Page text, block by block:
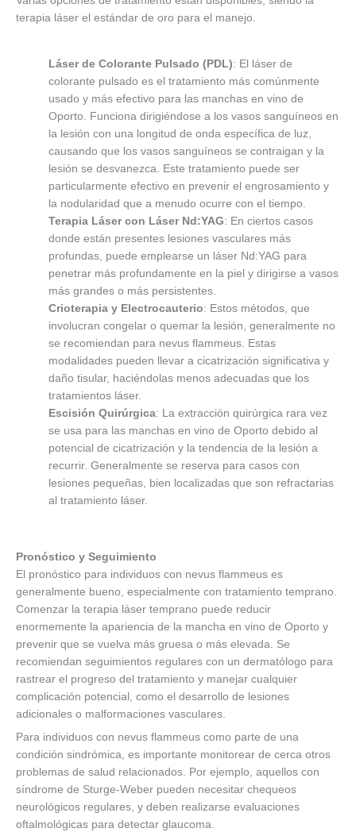
terapia láser el estándar de oro para el manejo.
Láser de Colorante Pulsado (PDL): El láser de
colorante pulsado es el tratamiento más comúnmente
usado y más efectivo para las manchas en vino de
Oporto. Funciona dirigiéndose a los vasos sanguíneos en
la lesión con una longitud de onda específica de luz,
causando que los vasos sanguíneos se contraigan y la
lesión se desvanezca. Este tratamiento puede ser
particularmente efectivo en prevenir el engrosamiento y
la nodularidad que a menudo ocurre con el tiempo.
Terapia Láser con Láser Nd:YAG: En ciertos casos
donde están presentes lesiones vasculares más
profundas, puede emplearse un láser Nd:YAG para
penetrar más profundamente en la piel y dirigirse a vasos
más grandes o más persistentes.
Crioterapia y Electrocauterio: Estos métodos, que
involucran congelar o quemar la lesión, generalmente no
se recomiendan para nevus flammeus. Estas
modalidades pueden llevar a cicatrización significativa y
daño tisular, haciéndolas menos adecuadas que los
tratamientos láser.
Escisión Quirúrgica: La extracción quirúrgica rara vez
se usa para las manchas en vino de Oporto debido al
potencial de cicatrización y la tendencia de la lesión a
recurrir. Generalmente se reserva para casos con
lesiones pequeñas, bien localizadas que son refractarias
al tratamiento láser.
Pronóstico y Seguimiento
El pronóstico para individuos con nevus flammeus es
generalmente bueno, especialmente con tratamiento temprano.
Comenzar la terapia láser temprano puede reducir
enormemente la apariencia de la mancha en vino de Oporto y
prevenir que se vuelva más gruesa o más elevada. Se
recomiendan seguimientos regulares con un dermatólogo para
rastrear el progreso del tratamiento y manejar cualquier
complicación potencial, como el desarrollo de lesiones
adicionales o malformaciones vasculares.
Para individuos con nevus flammeus como parte de una
condición sindrómica, es importante monitorear de cerca otros
problemas de salud relacionados. Por ejemplo, aquellos con
síndrome de Sturge-Weber pueden necesitar chequeos
neurológicos regulares, y deben realizarse evaluaciones
oftalmológicas para detectar glaucoma.